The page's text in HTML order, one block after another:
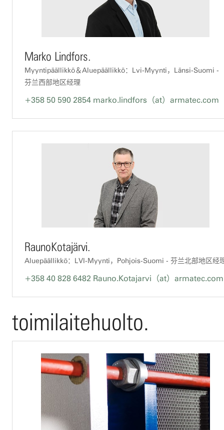
Marko Lindfors.
Myyntipäällikkö＆Aluepäällikkö：Lvi-Myynti，Länsi-Suomi -
芬兰西部地区经理
+358 50 590 2854 marko.lindfors（at）armatec.com
RaunoKotajärvi.
Aluepäällikkö：LVI-Myynti，Pohjois-Suomi - 芬兰北部地区经
+358 40 828 6482 Rauno.Kotajarvi（at）armatec.com
toimilaitehuolto.